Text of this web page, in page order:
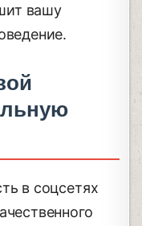
вашу
в соцсетях